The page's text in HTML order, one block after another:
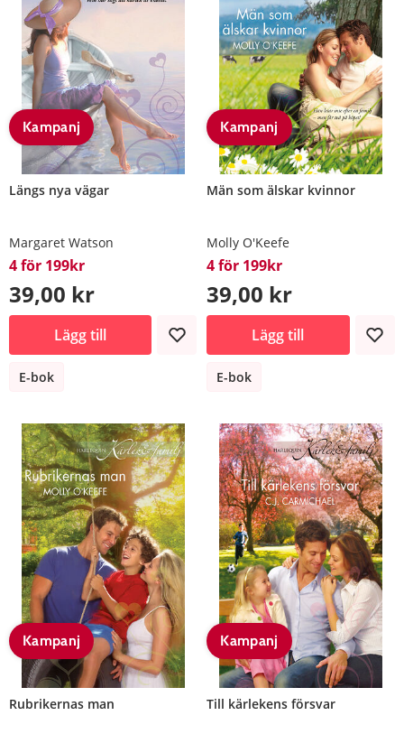
Kampanj
Längs nya vägar
Margaret Watson
4 för 199kr
39,00 kr
Lägg till
E-bok
Kampanj
Män som älskar kvinnor
Molly O'Keefe
4 för 199kr
39,00 kr
Lägg till
E-bok
Kampanj
Rubrikernas man
Kampanj
Till kärlekens försvar